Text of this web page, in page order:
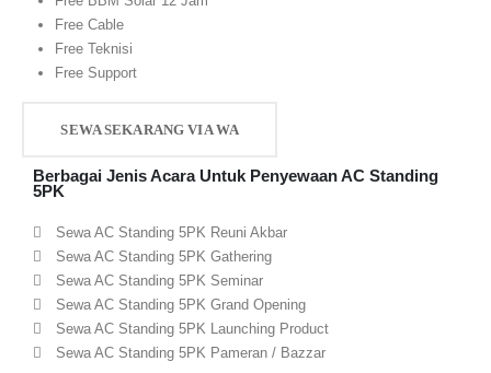
Free Cable
Free Teknisi
Free Support
SEWA SEKARANG VIA WA
Berbagai Jenis Acara Untuk Penyewaan AC Standing
5PK
Sewa AC Standing 5PK Reuni Akbar
Sewa AC Standing 5PK Gathering
Sewa AC Standing 5PK Seminar
Sewa AC Standing 5PK Grand Opening
Sewa AC Standing 5PK Launching Product
Sewa AC Standing 5PK Pameran / Bazzar